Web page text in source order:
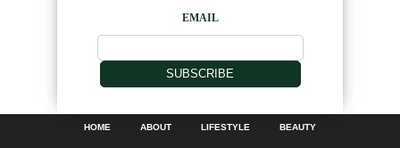
EMAIL
SUBSCRIBE
HOME ABOUT LIFESTYLE BEAUTY